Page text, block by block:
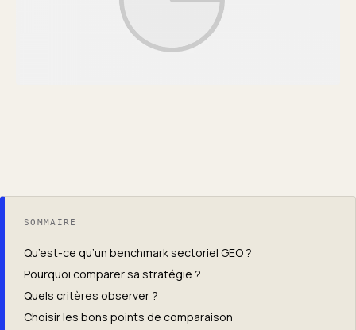
SOMMAIRE
Qu’est-ce qu’un benchmark sectoriel GEO ?
Pourquoi comparer sa stratégie ?
Quels critères observer ?
Choisir les bons points de comparaison